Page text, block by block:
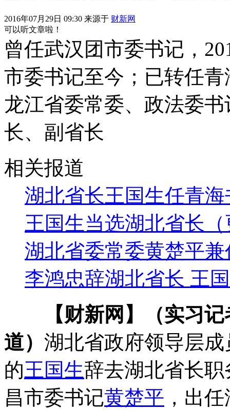
2016年07月29日 09:30 来源于 财新网
可以听文章啦！
曾任武汉团市委书记，
市委书记至今；已转任
龙江省委常委、政法委
长、副省长
相关报道
湖北省长王国生任青
王国生当选湖北省长
湖北省委常委黄楚平
李鸿忠辞湖北省长 王
【财新网】（实习
道） 湖北省政府领导层
的王国生辞去湖北省长
昌市委书记黄楚平 ，出